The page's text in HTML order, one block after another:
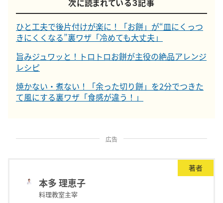
ひと工夫で後片付けが楽に！「お餅」が“皿にくっつ
きにくくなる”裏ワザ「冷めても大丈夫」
旨みジュワッと！トロトロお餅が主役の絶品アレンジ
レシピ
焼かない・煮ない！「余った切り餅」を2分でつきた
て風にする裏ワザ「食感が違う！」
広告
著者
本多 理恵子
料理教室主宰